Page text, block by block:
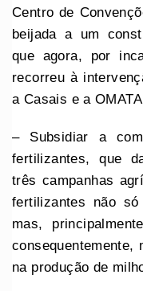
Centro de
beijada a um
que agora, por
recorreu à
a Casais e a
– Subsidiar a
fertilizantes, que
três campanhas
fertilizantes não
mas,
consequentemente,
na produção de